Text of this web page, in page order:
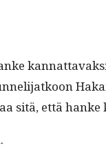
sitä, että han­ke